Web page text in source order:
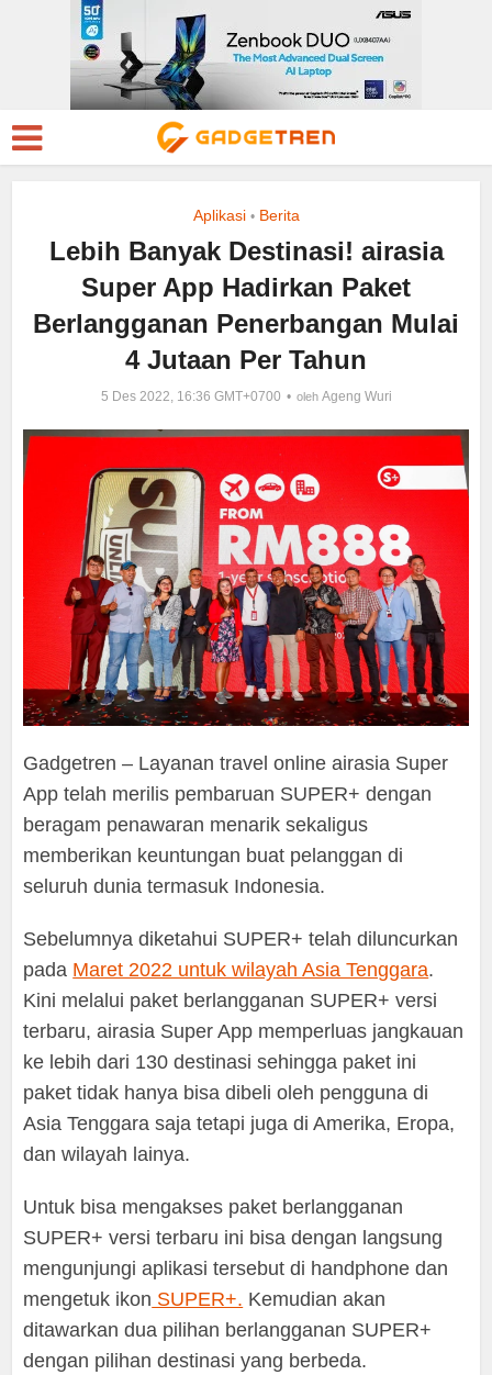
Aplikasi • Berita
Lebih Banyak Destinasi! airasia
Super App Hadirkan Paket
Berlangganan Penerbangan Mulai
4 Jutaan Per Tahun
5 Des 2022, 16:36 GMT+0700 oleh Ageng Wuri
Gadgetren – Layanan travel online airasia Super
App telah merilis pembaruan SUPER+ dengan
beragam penawaran menarik sekaligus
memberikan keuntungan buat pelanggan di
seluruh dunia termasuk Indonesia.
Sebelumnya diketahui SUPER+ telah diluncurkan
pada Maret 2022 untuk wilayah Asia Tenggara.
Kini melalui paket berlangganan SUPER+ versi
terbaru, airasia Super App memperluas jangkauan
ke lebih dari 130 destinasi sehingga paket ini
paket tidak hanya bisa dibeli oleh pengguna di
Asia Tenggara saja tetapi juga di Amerika, Eropa,
dan wilayah lainya.
Untuk bisa mengakses paket berlangganan
SUPER+ versi terbaru ini bisa dengan langsung
mengunjungi aplikasi tersebut di handphone dan
mengetuk ikon SUPER+. Kemudian akan
ditawarkan dua pilihan berlangganan SUPER+
dengan pilihan destinasi yang berbeda.